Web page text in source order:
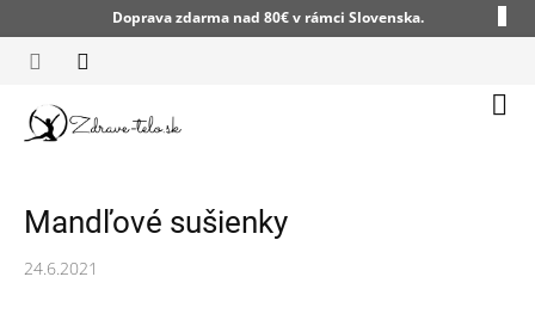
na
obsah
Doprava zdarma nad 80€ v rámci Slovenska.
Mandľové sušienky
24.6.2021